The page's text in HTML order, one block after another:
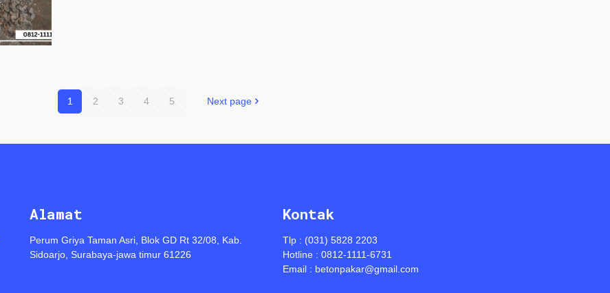
1 2 3 4 5 Next page
Alamat
Perum Griya Taman Asri, Blok GD Rt 32/08, Kab.
Sidoarjo, Surabaya-jawa timur 61226
Kontak
Tlp : (031) 5828 2203
Hotline : 0812-1111-6731
Email : betonpakar@gmail.com